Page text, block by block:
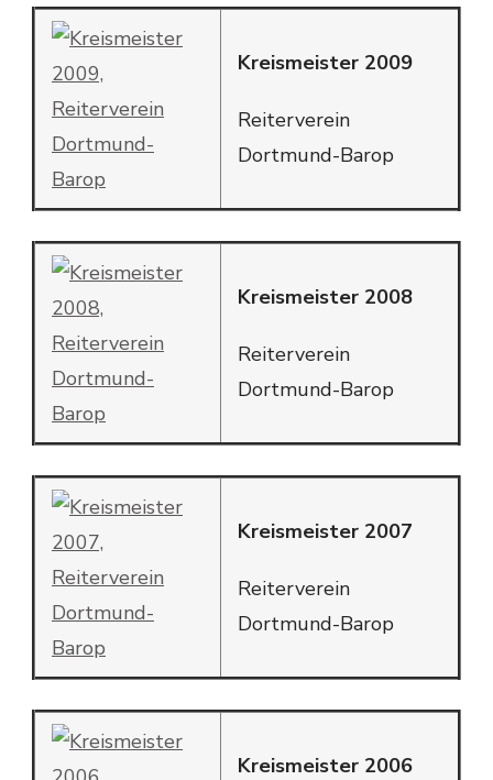
Kreismeister 2009
Reiterverein
Dortmund-Barop
Kreismeister 2008
Reiterverein
Dortmund-Barop
Kreismeister 2007
Reiterverein
Dortmund-Barop
Kreismeister 2006